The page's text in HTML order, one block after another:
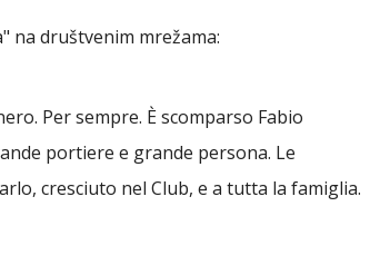
na društvenim mrežama:
Per sempre. È scomparso Fabio
portiere e grande persona. Le
cresciuto nel Club, e a tutta la famiglia.